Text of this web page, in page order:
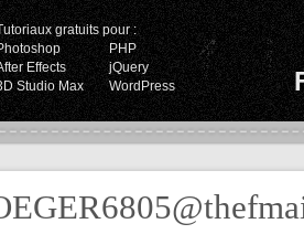
gratuits pour :
PHP
Effects
jQuery
Studio Max
WordPress